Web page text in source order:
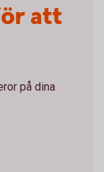
att
på dina